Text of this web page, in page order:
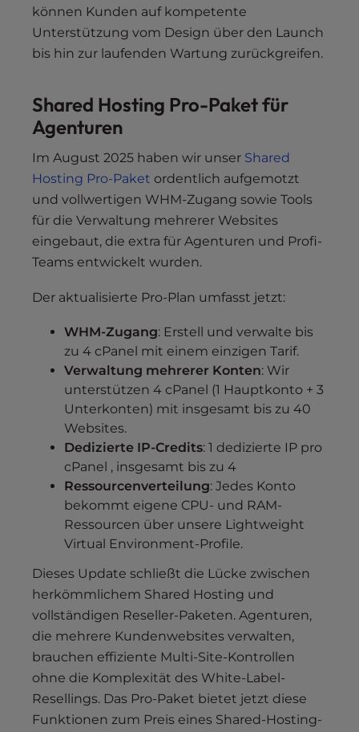
können Kunden auf kompetente
Unterstützung vom Design über den Launch
bis hin zur laufenden Wartung zurückgreifen.
Shared Hosting Pro-Paket für
Agenturen
Im August 2025 haben wir unser Shared
Hosting Pro-Paket ordentlich aufgemotzt
und vollwertigen WHM-Zugang sowie Tools
für die Verwaltung mehrerer Websites
eingebaut, die extra für Agenturen und Profi-
Teams entwickelt wurden.
Der aktualisierte Pro-Plan umfasst jetzt:
WHM-Zugang: Erstell und verwalte bis
zu 4 cPanel mit einem einzigen Tarif.
Verwaltung mehrerer Konten: Wir
unterstützen 4 cPanel (1 Hauptkonto + 3
Unterkonten) mit insgesamt bis zu 40
Websites.
Dedizierte IP-Credits: 1 dedizierte IP pro
cPanel , insgesamt bis zu 4
Ressourcenverteilung: Jedes Konto
bekommt eigene CPU- und RAM-
Ressourcen über unsere Lightweight
Virtual Environment-Profile.
Dieses Update schließt die Lücke zwischen
herkömmlichem Shared Hosting und
vollständigen Reseller-Paketen. Agenturen,
die mehrere Kundenwebsites verwalten,
brauchen effiziente Multi-Site-Kontrollen
ohne die Komplexität des White-Label-
Resellings. Das Pro-Paket bietet jetzt diese
Funktionen zum Preis eines Shared-Hosting-